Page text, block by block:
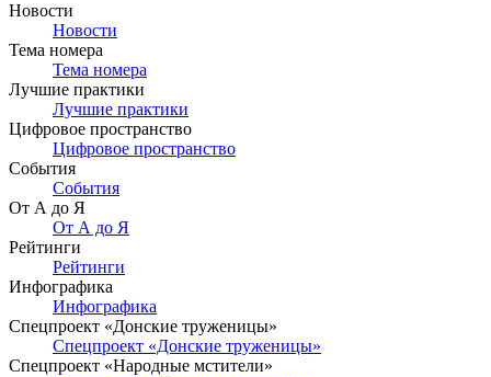
Новости
Новости
Тема номера
Тема номера
Лучшие практики
Лучшие практики
Цифровое пространство
Цифровое пространство
События
События
От А до Я
От А до Я
Рейтинги
Рейтинги
Инфографика
Инфографика
Спецпроект «Донские труженицы»
Спецпроект «Донские труженицы»
Спецпроект «Народные мстители»